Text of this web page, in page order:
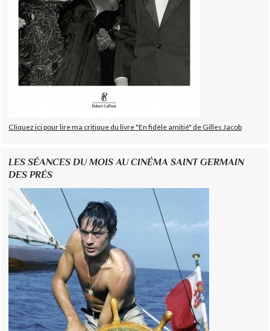
Cliquez ici pour lire ma critique du livre "En fidèle amitié" de Gilles Jacob
LES SÉANCES DU MOIS AU CINÉMA SAINT GERMAIN
DES PRÉS